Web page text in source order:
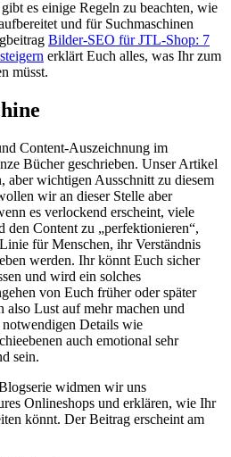
es einige Regeln zu beachten, wie
und für Suchmaschinen
Bilder-SEO für JTL-Shop: 7
erklärt Euch alles, was Ihr zum
müsst.
Content-Auszeichnung im
Bücher geschrieben. Unser Artikel
aber wichtigen Ausschnitt zu diesem
wir an dieser Stelle aber
es verlockend erscheint, viele
Content zu „perfektionieren“,
für Menschen, ihr Verständnis
werden. Ihr könnt Euch sicher
und wird ein solches
von Euch früher oder später
also Lust auf mehr machen und
Details wie
auch emotional sehr
sein.
widmen wir uns
Onlineshops und erklären, wie Ihr
könnt. Der Beitrag erscheint am